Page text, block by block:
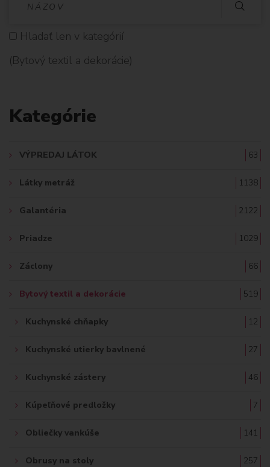
D
Hladať len v kategórií
(Bytový textil a dekorácie)
Kategórie
VÝPREDAJ LÁTOK 63
Látky metráž 1138
Galantéria 2122
Priadze 1029
Záclony 66
Bytový textil a dekorácie 519
Kuchynské chňapky 12
Kuchynské utierky bavlnené 27
Kuchynské zástery 46
Kúpeľňové predložky 7
Obliečky vankúše 141
Obrusy na stoly 257